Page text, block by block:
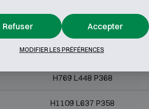
H273 L448 P358
H374 L448 P358
H769 L448 P368
H1109 L637 P358
Refuser Accepter
MODIFIER LES PRÉFÉRENCES